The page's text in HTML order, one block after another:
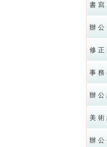
書 寫
辦 公
修 正
事 務
辦 公
美 術
辦 公